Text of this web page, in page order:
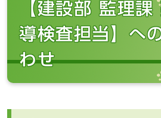
【建設部 監理
導検査担当】へ
わせ